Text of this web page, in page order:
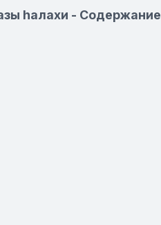
hалахи - Содержание